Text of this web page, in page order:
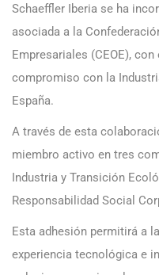
Schaeffler Iberia se ha
asociada a la
Empresariales (CEOE),
compromiso con la
España.
A través de esta
miembro activo en tres
Industria y Transición
Responsabilidad Social
Esta adhesión permitirá a
experiencia tecnológica e